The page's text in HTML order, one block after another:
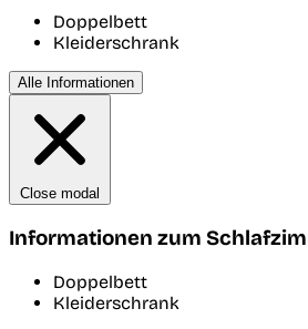
Doppelbett
Kleiderschrank
Alle Informationen
Close modal
Informationen zum
Doppelbett
Kleiderschrank